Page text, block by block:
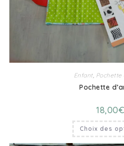
Enfant, Pochette
Pochette
18,00€
Choix des